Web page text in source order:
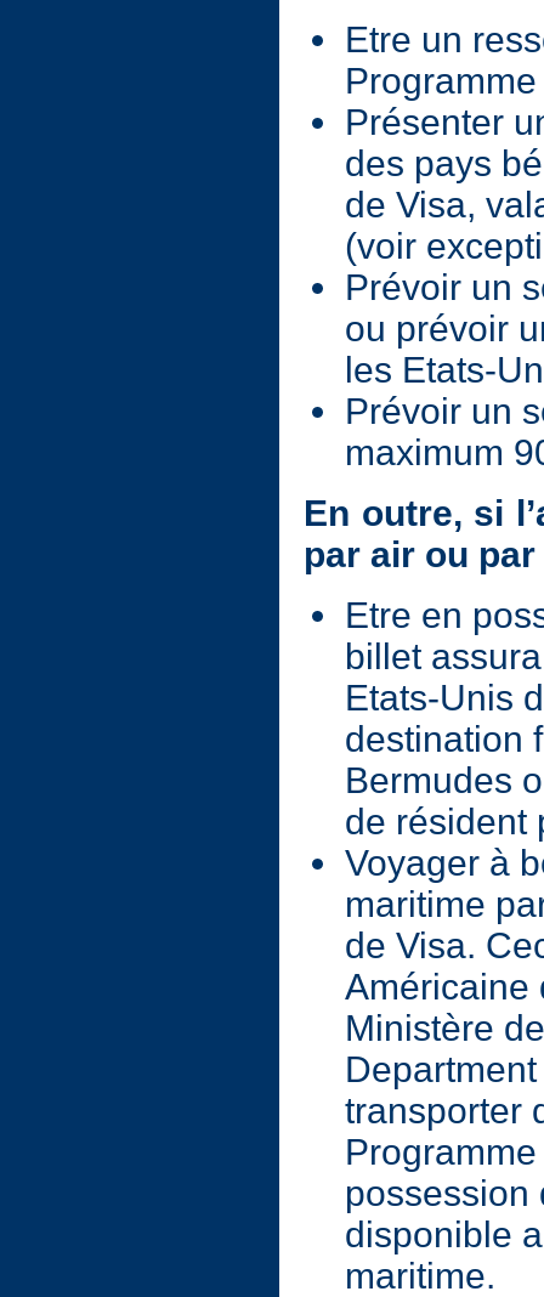
Etre un
Présenter
des pays
de Visa,
(voir
Prévoir un
ou prévoir
les Etats-
Prévoir un
maximum
En outre, si
par air ou
Etre en
billet
Etats-Unis
destination
Bermudes
de résident
Voyager à
maritime
de Visa.
Américaine
Ministère
transporter
possession
disponible
maritime.